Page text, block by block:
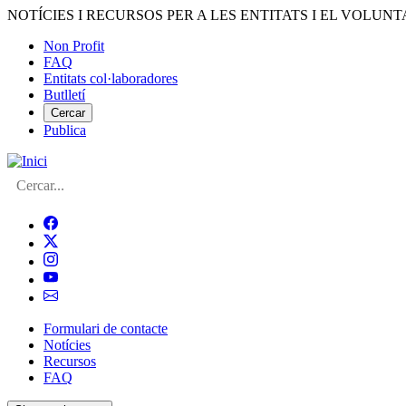
Vés
contingut
NOTÍCIES I RECURSOS PER A LES ENTITATS I EL
Menú
del
compte
d'usuari
Non Profit
FAQ
Entitats col·laboradores
Butlletí
Cercar
Publica
Cerca
Navegació
principal
de
Formulari de contacte
Notícies
Recursos
FAQ